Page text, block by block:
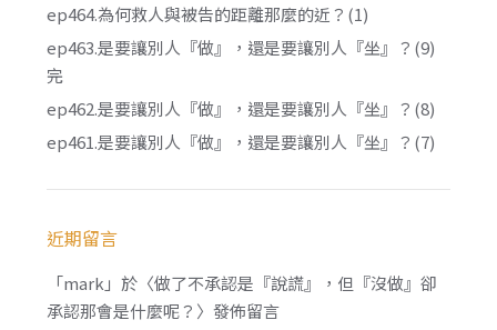
ep464.為何救人與被告的距離那麼的近？(1)
ep463.是要讓別人『做』，還是要讓別人『坐』？(9)
完
ep462.是要讓別人『做』，還是要讓別人『坐』？(8)
ep461.是要讓別人『做』，還是要讓別人『坐』？(7)
近期留言
「mark 」於〈做了不承認是『說謊』，但『沒做』卻
承認那會是什麼呢？ 〉發佈留言